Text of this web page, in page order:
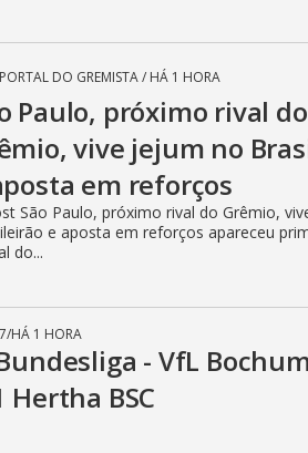
PORTAL DO GREMISTA/ HÁ 1 HORA
Paulo, próximo rival do
vive jejum no
em reforços
São Paulo, próximo rival do Grêmio,
e aposta em reforços apareceu
do...
/HÁ 1 HORA
- VfL
Hertha BSC